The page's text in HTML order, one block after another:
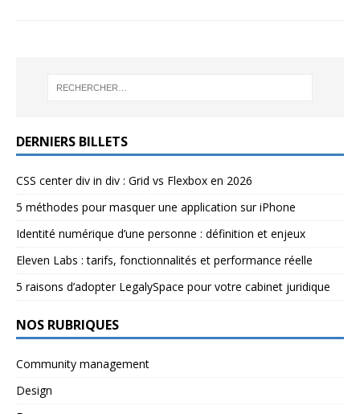
DERNIERS BILLETS
CSS center div in div : Grid vs Flexbox en 2026
5 méthodes pour masquer une application sur iPhone
Identité numérique d’une personne : définition et enjeux
Eleven Labs : tarifs, fonctionnalités et performance réelle
5 raisons d’adopter LegalySpace pour votre cabinet juridique
NOS RUBRIQUES
Community management
Design